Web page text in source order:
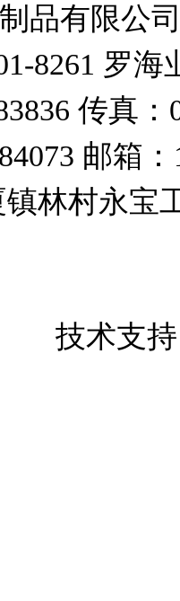
品有限公
8261 罗海
传真：
邮箱：
林村永宝
技术支